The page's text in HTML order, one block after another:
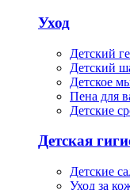
Уход
Детский
Детский
Детское
Пена для
Детские
Детская
Детские
Уход за